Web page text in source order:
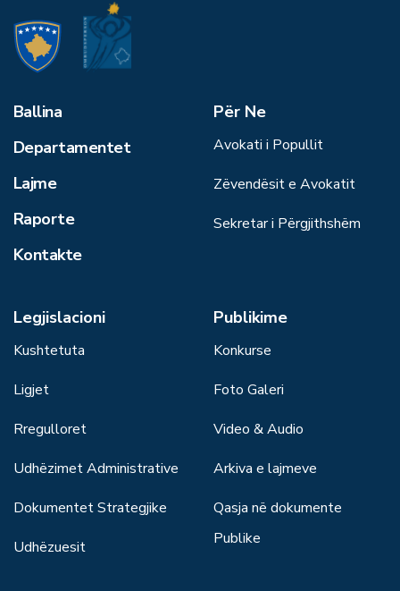
Ballina
Departamentet
Lajme
Raporte
Kontakte
Për Ne
Avokati i Popullit
Zëvendësit e Avokatit
Sekretar i Përgjithshëm
Legjislacioni
Kushtetuta
Ligjet
Rregulloret
Udhëzimet Administrative
Dokumentet Strategjike
Udhëzuesit
Publikime
Konkurse
Foto Galeri
Video & Audio
Arkiva e lajmeve
Qasja në dokumente
Publike